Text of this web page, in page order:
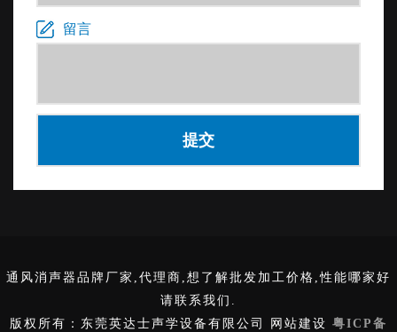
噪声的影响。假设冰箱的噪声为30dB(A)，环境的背
景噪声为45dB(A)，则无法测量冰箱的噪声。因此，
留言
通风消声器品牌厂家,代理商,想了解批发加工价格,性能哪家好
请联系我们.
版权所有：东莞英达士声学设备有限公司 网站建设 粤ICP备